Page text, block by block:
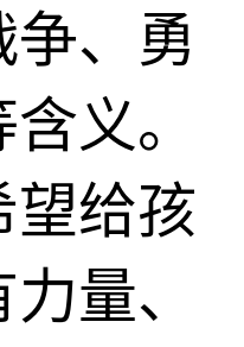
、勇
义。
望给孩
量、